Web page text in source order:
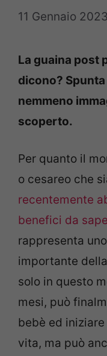
11 Gennaio 2023
La guaina post
dicono?
nemmeno
scoperto.
Per quanto il
o cesareo che
recentemente
benefici da
rappresenta
importante
solo in questo
mesi, può
bebè ed
vita, ma può